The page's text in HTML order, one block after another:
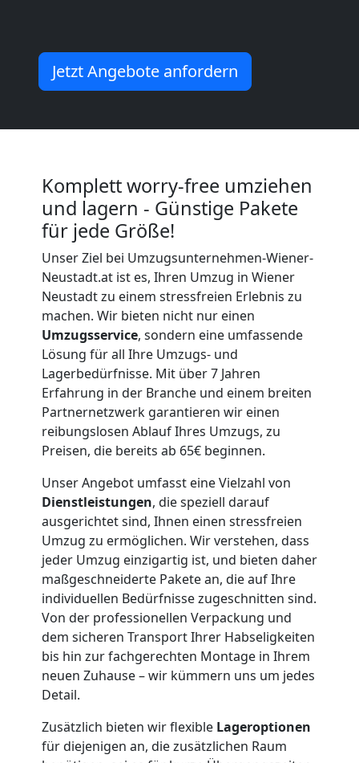
Jetzt Angebote anfordern
Komplett worry-free umziehen
und lagern - Günstige Pakete
für jede Größe!
Unser Ziel bei Umzugsunternehmen-Wiener-
Neustadt.at ist es, Ihren Umzug in Wiener
Neustadt zu einem stressfreien Erlebnis zu
machen. Wir bieten nicht nur einen
Umzugsservice, sondern eine umfassende
Lösung für all Ihre Umzugs- und
Lagerbedürfnisse. Mit über 7 Jahren
Erfahrung in der Branche und einem breiten
Partnernetzwerk garantieren wir einen
reibungslosen Ablauf Ihres Umzugs, zu
Preisen, die bereits ab 65€ beginnen.
Unser Angebot umfasst eine Vielzahl von
Dienstleistungen, die speziell darauf
ausgerichtet sind, Ihnen einen stressfreien
Umzug zu ermöglichen. Wir verstehen, dass
jeder Umzug einzigartig ist, und bieten daher
maßgeschneiderte Pakete an, die auf Ihre
individuellen Bedürfnisse zugeschnitten sind.
Von der professionellen Verpackung und
dem sicheren Transport Ihrer Habseligkeiten
bis hin zur fachgerechten Montage in Ihrem
neuen Zuhause – wir kümmern uns um jedes
Detail.
Zusätzlich bieten wir flexible Lageroptionen
für diejenigen an, die zusätzlichen Raum
Wiener
Neustadt
Service-
Umzug
Wiener
Neustadt
Qualitäts-
Umzüge
Wiener
Neustadt
Vereinsumzug
Wiener
Neustadt
Anfrage